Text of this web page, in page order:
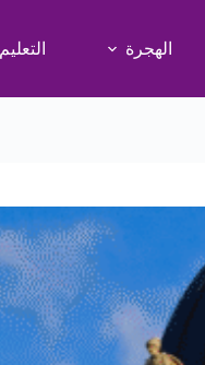
الهجرة التعليم